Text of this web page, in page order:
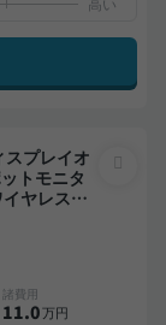
トモニタ
ヤレスキ
諸費用
11.0万円